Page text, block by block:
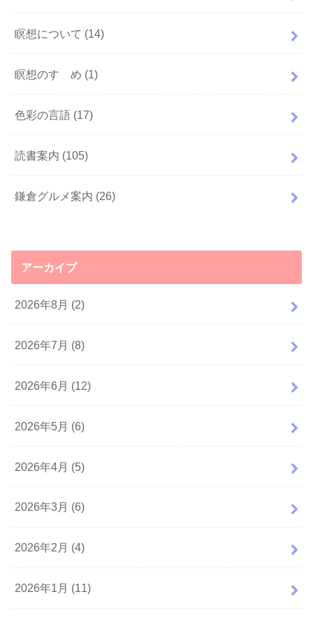
瞑想について (14)
瞑想のすゝめ (1)
色彩の言語 (17)
読書案内 (105)
鎌倉グルメ案内 (26)
アーカイブ
2026年8月 (2)
2026年7月 (8)
2026年6月 (12)
2026年5月 (6)
2026年4月 (5)
2026年3月 (6)
2026年2月 (4)
2026年1月 (11)